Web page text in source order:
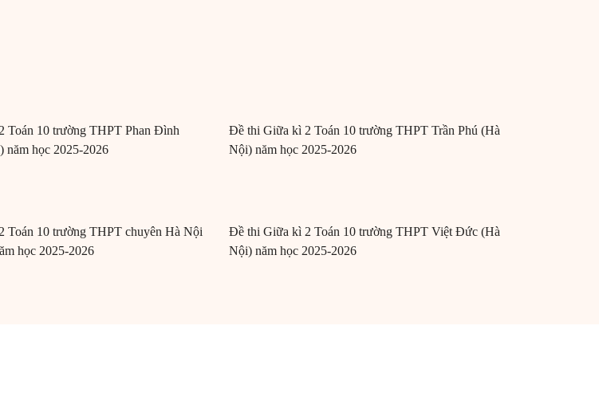
Toán 10 trường THPT Phan Đình
năm học 2025-2026
Đề thi Giữa kì 2 Toán 10 trường THPT Trần Phú (Hà
Nội) năm học 2025-2026
Toán 10 trường THPT chuyên Hà Nội
học 2025-2026
Đề thi Giữa kì 2 Toán 10 trường THPT Việt Đức (Hà
Nội) năm học 2025-2026